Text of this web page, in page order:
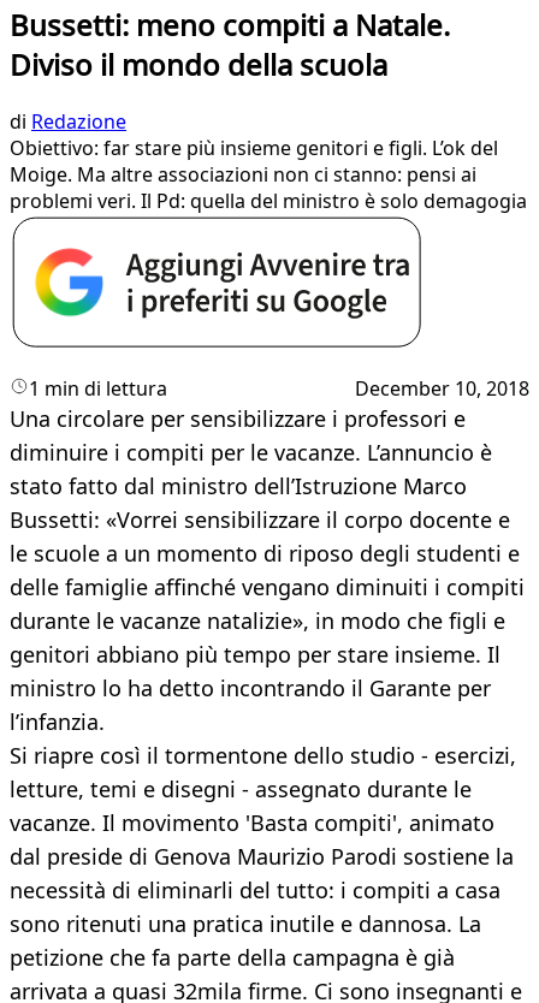
Bussetti: meno compiti a Natale.
Diviso il mondo della scuola
di Redazione
Obiettivo: far stare più insieme genitori e figli. L’ok del
Moige. Ma altre associazioni non ci stanno: pensi ai
problemi veri. Il Pd: quella del ministro è solo demagogia
1 min di lettura December 10, 2018
Una circolare per sensibilizzare i professori e
diminuire i compiti per le vacanze. L’annuncio è
stato fatto dal ministro dell’Istruzione Marco
Bussetti: «Vorrei sensibilizzare il corpo docente e
le scuole a un momento di riposo degli studenti e
delle famiglie affinché vengano diminuiti i compiti
durante le vacanze natalizie», in modo che figli e
genitori abbiano più tempo per stare insieme. Il
ministro lo ha detto incontrando il Garante per
l’infanzia.
Si riapre così il tormentone dello studio - esercizi,
letture, temi e disegni - assegnato durante le
vacanze. Il movimento 'Basta compiti', animato
dal preside di Genova Maurizio Parodi sostiene la
necessità di eliminarli del tutto: i compiti a casa
sono ritenuti una pratica inutile e dannosa. La
petizione che fa parte della campagna è già
arrivata a quasi 32mila firme. Ci sono insegnanti e